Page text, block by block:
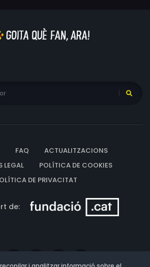
FAQ
ACTUALITZACIONS
LEGAL
POLÍTICA DE COOKIES
DE PRIVACITAT
de: